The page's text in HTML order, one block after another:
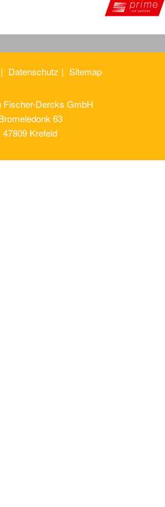
Datenschutz Sitemap
Fischer-Dercks GmbH
63
47809 Krefeld